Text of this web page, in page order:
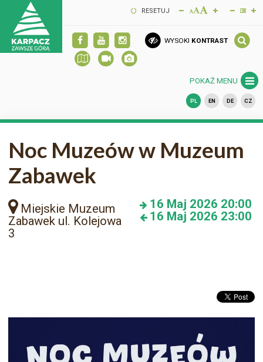
RESETUJ
WYSOKI KONTRAST
POKAŻ MENU
PL EN DE CZ
Noc Muzeów w Muzeum
Zabawek
Miejskie Muzeum
Zabawek ul. Kolejowa
3
16 Maj 2026 20:00
16 Maj 2026 23:00